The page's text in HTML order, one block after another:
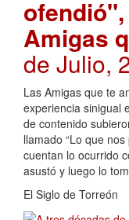
Amigas
de Julio,
Las Amigas que te
experiencia sinigual
de contenido
llamado “Lo que
cuentan lo ocurrido
asustó y luego lo
El Siglo de Torreón